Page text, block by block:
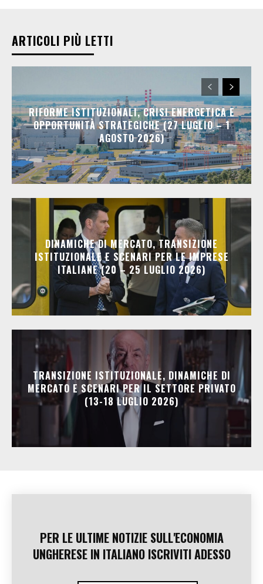
ARTICOLI PIÙ LETTI
RIFORME ISTITUZIONALI, CRISI ENERGETICA E
OPPORTUNITÀ STRATEGICHE (27 LUGLIO – 1
AGOSTO 2026)
DINAMICHE DI MERCATO, TRANSIZIONE
ISTITUZIONALE E SCENARI PER LE IMPRESE
ITALIANE (20 – 25 LUGLIO 2026)
TRANSIZIONE ISTITUZIONALE, DINAMICHE DI
MERCATO E SCENARI PER IL SETTORE PRIVATO
(13-18 LUGLIO 2026)
PER LE ULTIME NOTIZIE SULL'ECONOMIA
UNGHERESE IN ITALIANO ISCRIVITI ADESSO